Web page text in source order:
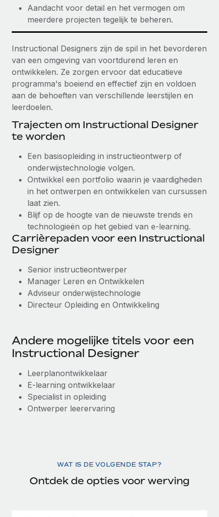
Aandacht voor detail en het vermogen om
meerdere projecten tegelijk te beheren.
Instructional Designers zijn de spil in het bevorderen
van een omgeving van voortdurend leren en
ontwikkelen. Ze zorgen ervoor dat educatieve
programma's boeiend en effectief zijn en voldoen
aan de behoeften van verschillende leerstijlen en
leerdoelen.
Trajecten om Instructional Designer
te worden
Een basisopleiding in instructieontwerp of
onderwijstechnologie volgen.
Ontwikkel een portfolio waarin je vaardigheden
in het ontwerpen en ontwikkelen van cursussen
laat zien.
Blijf op de hoogte van de nieuwste trends en
technologieën op het gebied van e-learning.
Carrièrepaden voor een Instructional
Designer
Senior instructieontwerper
Manager Leren en Ontwikkelen
Adviseur onderwijstechnologie
Directeur Opleiding en Ontwikkeling
Andere mogelijke titels voor een
Instructional Designer
Leerplanontwikkelaar
E-learning ontwikkelaar
Specialist in opleiding
Ontwerper leerervaring
WAT IS DE VOLGENDE STAP?
Ontdek de opties voor werving